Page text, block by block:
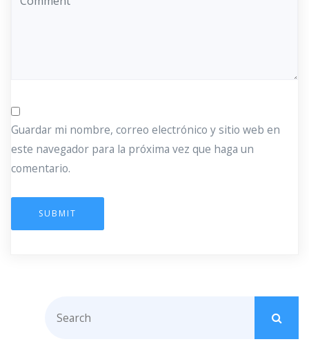
Guardar mi nombre, correo electrónico y sitio web en
este navegador para la próxima vez que haga un
comentario.
SUBMIT